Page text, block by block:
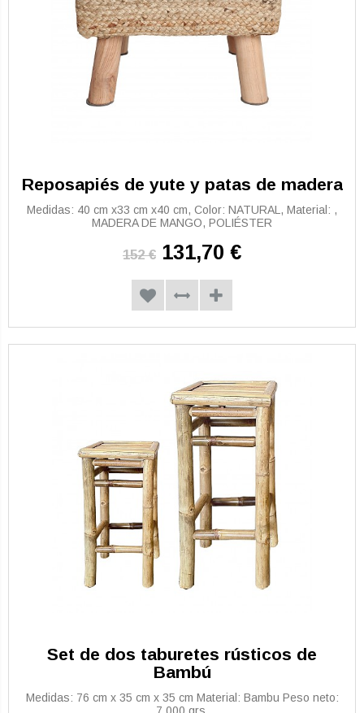
Reposapiés de yute y patas de madera
Medidas: 40 cm x33 cm x40 cm, Color: NATURAL, Material: ,
MADERA DE MANGO, POLIÉSTER
152 € 131,70 €
Set de dos taburetes rústicos de
Bambú
Medidas: 76 cm x 35 cm x 35 cm Material: Bambu Peso neto: